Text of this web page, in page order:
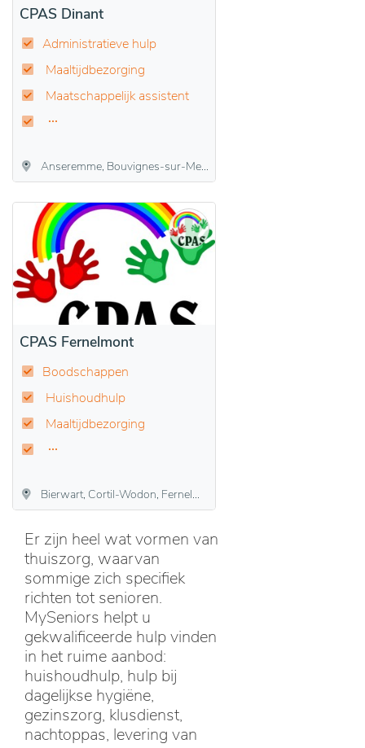
CPAS Dinant
Administratieve hulp
Maaltijdbezorging
Maatschappelijk assistent
Anseremme, Bouvignes-sur-Meuse, Dinant, Drehance, Falmagne, Falmignoul, Foy-Notre-Dame, Furfooz, Lisogne, Sorinnes, Thynes
CPAS Fernelmont
Boodschappen
Huishoudhulp
Maaltijdbezorging
Bierwart, Cortil-Wodon, Fernelmont, Forville, Franc-Waret, Hemptinne, Hingeon, Marchovelette, Noville-les-Bois, Pontillas, Tillier
Er zijn heel wat vormen van
thuiszorg, waarvan
sommige zich specifiek
richten tot senioren.
MySeniors helpt u
gekwalificeerde hulp vinden
in het ruime aanbod:
huishoudhulp, hulp bij
dagelijkse hygiëne,
gezinszorg, klusdienst,
nachtoppas, levering van